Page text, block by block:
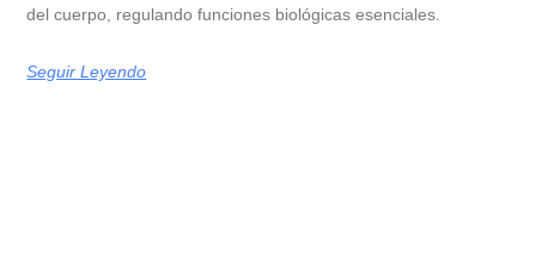
del cuerpo, regulando funciones biológicas esenciales.
Seguir Leyendo